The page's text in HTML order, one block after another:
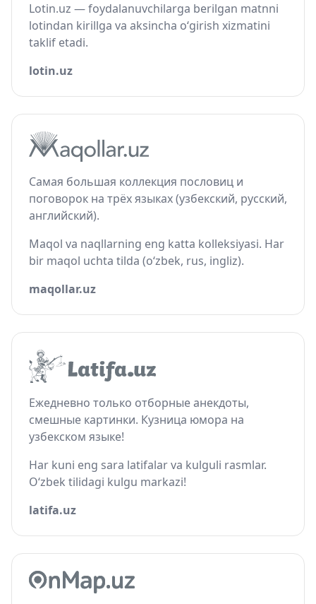
Lotin.uz — foydalanuvchilarga berilgan matnni
lotindan kirillga va aksincha o‘girish xizmatini
taklif etadi.
lotin.uz
Самая большая коллекция пословиц и
поговорок на трёх языках (узбекский, русский,
английский).
Maqol va naqllarning eng katta kolleksiyasi. Har
bir maqol uchta tilda (o‘zbek, rus, ingliz).
maqollar.uz
Ежедневно только отборные анекдоты,
смешные картинки. Кузница юмора на
узбекском языке!
Har kuni eng sara latifalar va kulguli rasmlar.
O‘zbek tilidagi kulgu markazi!
latifa.uz